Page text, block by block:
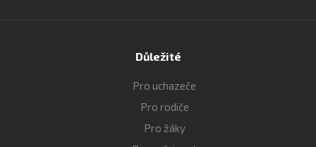
Důležité
Pro uchazeče
Pro rodiče
Pro žáky